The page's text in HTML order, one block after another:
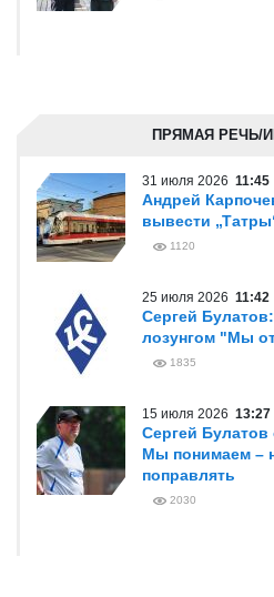
ПРЯМАЯ РЕЧЬ/
31 июля 2026 11:45
Андрей
вывести
1120
25 июля 2026 11:42
Сергей
лозунгом "Мы
1835
15 июля 2026 13:27
Сергей
Мы понимаем –
поправлять
2030